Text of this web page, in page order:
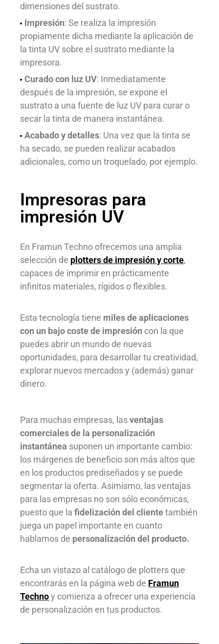
dimensiones del sustrato.
Impresión: Se realiza la impresión
propiamente dicha mediante la aplicación de
la tinta UV sobre el sustrato mediante la
impresora.
Curado con luz UV: Inmediatamente
después de la impresión, se expone el
sustrato a una fuente de luz UV para curar o
secar la tinta de manera instantánea.
Acabado y detalles: Una vez que la tinta se
ha secado, se pueden realizar acabados
adicionales, como un troquelado, por ejemplo.
Impresoras para
impresión UV
En Framun Techno ofrecemos una amplia
selección de plotters de impresión y corte,
capaces de imprimir en prácticamente
infinitos materiales, rígidos o flexibles.
Esta tecnología tiene miles de aplicaciones
con un bajo coste de impresión con la que
puedes abrir un mundo de nuevas
oportunidades, para desarrollar tu creatividad,
explorar nuevos mercados y (además) ganar
dinero.
Para muchas empresas, lasventajas
comerciales de la personalización
instantánea suponen un importante cambio:
los márgenes de beneficio son más altos que
en los productos prediseñados y se puede
segmentar la oferta. Asimismo, las ventajas
para las empresas no son sólo económicas,
puesto que lafidelización del clientetambién
juega un papel importante en cuanto
hablamos de personalización del producto.
Echa un vistazo al catálogo de plotters que
encontrarás en la página web de Framun
Technoy comienza a ofrecer una experiencia
de personalización en tus productos.